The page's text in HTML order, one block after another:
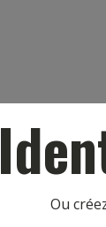
Ou